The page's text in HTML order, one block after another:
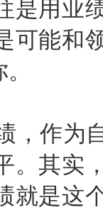
是用业
可能和
作为
。其实
就是这